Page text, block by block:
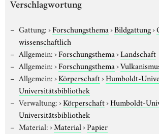
Verschlagwortung
Gattung:›Forschungsthema›Bildgattung›
wissenschaftlich
Allgemein:›Forschungsthema›Landschaft
Allgemein:›Forschungsthema›
Allgemein:›Körperschaft›Humboldt-
Universitätsbibliothek
Verwaltung:›Körperschaft›Humboldt-
Universitätsbibliothek
Material:›Material›Papier